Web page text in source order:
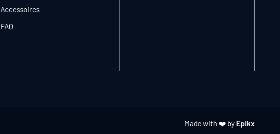
Accessoires
FAQ
Made with ❤️ by Epikx